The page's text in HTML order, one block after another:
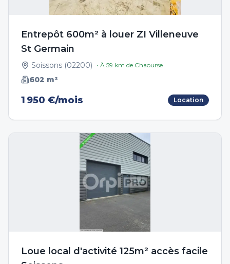
Entrepôt 600m² à louer ZI Villeneuve
St Germain
Soissons (02200) • À 59 km de Chaourse
602 m²
1 950 €/mois Location
Loue local d'activité 125m² accès facile